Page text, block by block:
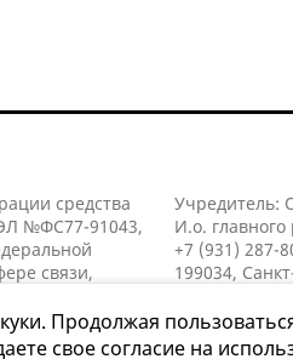
средства
№ФС77-91043,
связи,
Учредитель:
И.о.
+7 (931) 287-
199034,
Продолжая
свое согласие на